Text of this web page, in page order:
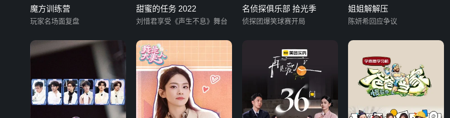
魔方训练营
玩家名场面复盘
甜蜜的任务 2022
刘惜君享受《声生不息》舞台
名侦探俱乐部 拾光季
侦探团爆笑球赛开局
姐姐解解压
陈妍希回应争议